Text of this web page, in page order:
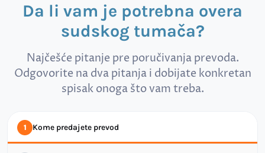
Da li vam je potrebna overa
sudskog tumača?
Najčešće pitanje pre poručivanja prevoda.
Odgovorite na dva pitanja i dobijate konkretan
spisak onoga što vam treba.
1 Kome predajete prevod